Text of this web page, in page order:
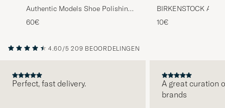
Authentic Models Shoe Polishing
Kit
60€
BIRKENSTOCK
10€
4.60/5 209 BEOORDELINGEN
Perfect, fast delivery.
A great curation
brands